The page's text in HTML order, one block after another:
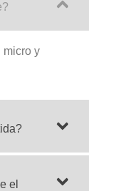
micro y
el